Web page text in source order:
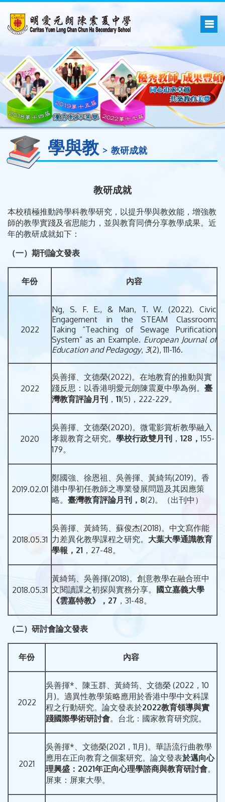
學與教 教研成就
教研成就
本校積極推動跨學科教學研究，以提升學與教效能，增強教
師的教學實踐及省思能力，並與教育同儕分享教學成果。近
年的教研成就如下：
（一）期刊論文發表
年份 內容
2022
Ng, S. F. E., & Man, T. W. (2022). Civic
Engagement in the STEAM Classroom:
Taking “Teaching of Sewage Purification
System” as an Example. European Journal of
Education and Pedagogy, 3(2), 111-116.
2022
吳善揮、文德榮(2022)。在地教育的推動與實
踐反思：以香港明愛元朗陳震夏中學為例。 臺
灣教育評論月刊 ， 11(5)，222-229。
2020
吳善揮、文德榮(2020)。微電影賞析教學融入
孝親教育之研究。 學校行政雙月刊 ， 128，155-
179。
2019.02.01
鄭國強、徐恩祖、吳善揮、黃綺筠(2019)。香
港中學初任教師之專業發展問題及其因應策
略。 臺灣教育評論月刊， 8(2)。（出刊中）
2018.05.31
吳善揮、黃綺筠、蘇俊杰(2018)。中文寫作能
力差異化教學課程之研究。 大葉大學通識教育
學報， 21 ，27-48。
2018.05.31
黃綺筠、吳善揮(2018)。創意教學在融合班中
文閱讀課之初探與實務分享。 國立嘉義大學
《雲嘉特教》， 27 ，31-48。
（二）研討會論文發表
年份 內容
2022
吳善揮*、陳玉群、黃綺筠、文德榮 (2022，10
月)。適異性教學策略應用於香港中學中文科課
程之行動研究。論文發表於2022教育領導與實
踐國際學術研討會。台北：國家教育研究院。
2021
吳善揮*、文德榮(2021，11月)。華語流行曲教學
應用在正向教育之個案研究。論文發表於邁向心
理興盛：2021年正向心理學諮商與教育研討會。
屏東：屏東大學。